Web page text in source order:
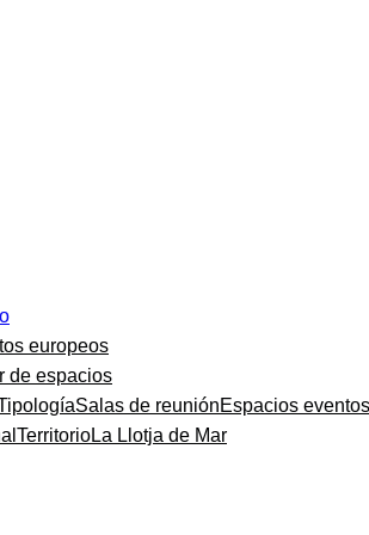
europeos
de espacios
Salas de reuniónEspacios eventos
TerritorioLa Llotja de Mar